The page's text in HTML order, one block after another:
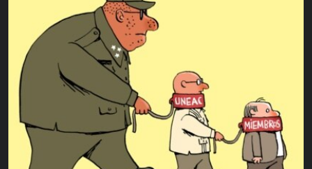
RADIO MARTÍ
ESPECIALES
ESPECIALES
LA REALIDAD DE LA VIVIENDA EN CUBA
SER VIEJO EN CUBA
KENTU-CUBANO
LOS SANTOS DE HIALEAH
MULTIMEDIA
EDITORIALES
SÍGUENOS